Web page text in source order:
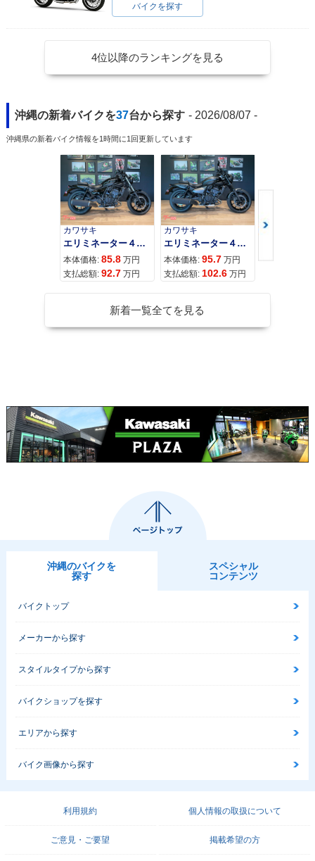
バイクを探す
4位以降のランキングを見る
沖縄の新着バイクを37台から探す - 2026/08/07 -
沖縄県の新着バイク情報を1時間に1回更新しています
カワサキ
エリミネーター４００
本体価格: 85.8 万円
支払総額: 92.7 万円
カワサキ
エリミネーター４００ＳＥ
本体価格: 95.7 万円
支払総額: 102.6 万円
カワサキ
本体価格:
新着一覧全てを見る
沖縄のバイクを
探す
スペシャル
コンテンツ
バイクトップ
メーカーから探す
スタイルタイプから探す
バイクショップを探す
エリアから探す
バイク画像から探す
利用規約 個人情報の取扱について
ご意見・ご要望 掲載希望の方